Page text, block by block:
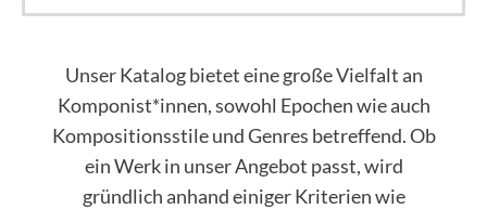
Unser Katalog bietet eine große Vielfalt an
Komponist*innen, sowohl Epochen wie auch
Kompositionsstile und Genres betreffend. Ob
ein Werk in unser Angebot passt, wird
gründlich anhand einiger Kriterien wie